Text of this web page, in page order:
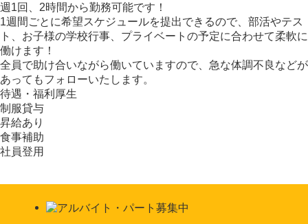
週1回、2時間から勤務可能です！
1週間ごとに希望スケジュールを提出できるので、部活やテス
ト、お子様の学校行事、プライベートの予定に合わせて柔軟に
働けます！
全員で助け合いながら働いていますので、急な体調不良などが
あってもフォローいたします。
待遇・福利厚生
制服貸与
昇給あり
食事補助
社員登用